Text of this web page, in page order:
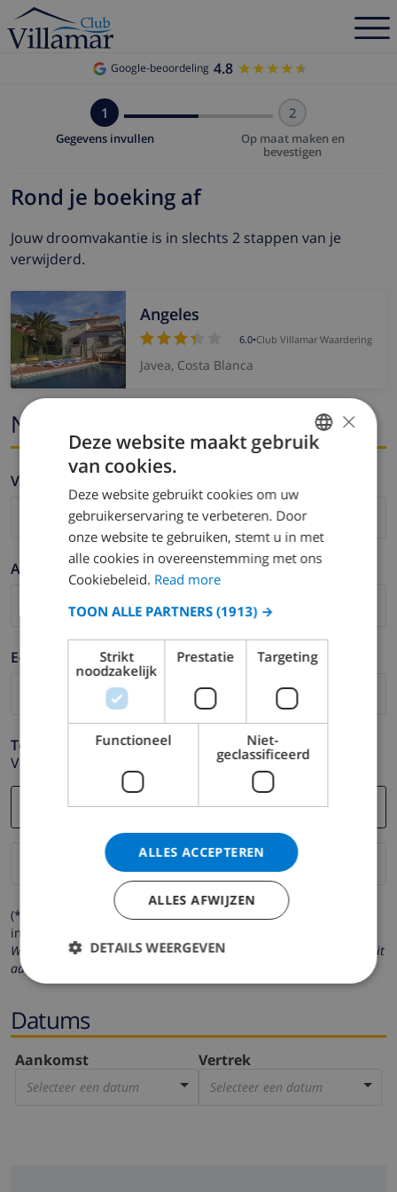
Google-beoordeling 4.8 ★★★★★
★★★★★
1
Gegevens invullen
2
Op maat maken en
bevestigen
Rond je boeking af
Jouw droomvakantie is in slechts 2 stappen van je
verwijderd.
Angeles
6.0•Club Villamar Waardering
Javea, Costa Blanca
Naam en email
Voornaam *
Achternaam *
E-mail *
Telefoonnummer *
Voor het geval dat uw e-mail adres niet correct werkt.
(* de velden met een sterretje moeten verplicht worden
ingevuld )
Wij respecteren uw privacy. Uw persoonlijke gegevens worden nooit
aan derden verstrekt.
Datums
Aankomst
Selecteer een datum
Vertrek
Selecteer een datum
DUTCH
SPANISH
CATALAN
ITALIAN
NORWEGIAN
×
Deze website maakt gebruik
van cookies.
Deze website gebruikt cookies om uw
gebruikerservaring te verbeteren. Door
onze website te gebruiken, stemt u in met
alle cookies in overeenstemming met ons
Cookiebeleid. Read more
TOON ALLE PARTNERS (1913) →
Strikt
noodzakelijk
Prestatie Targeting
Functioneel
Niet-
geclassificeerd
ALLES ACCEPTEREN
ALLES AFWIJZEN
DETAILS WEERGEVEN